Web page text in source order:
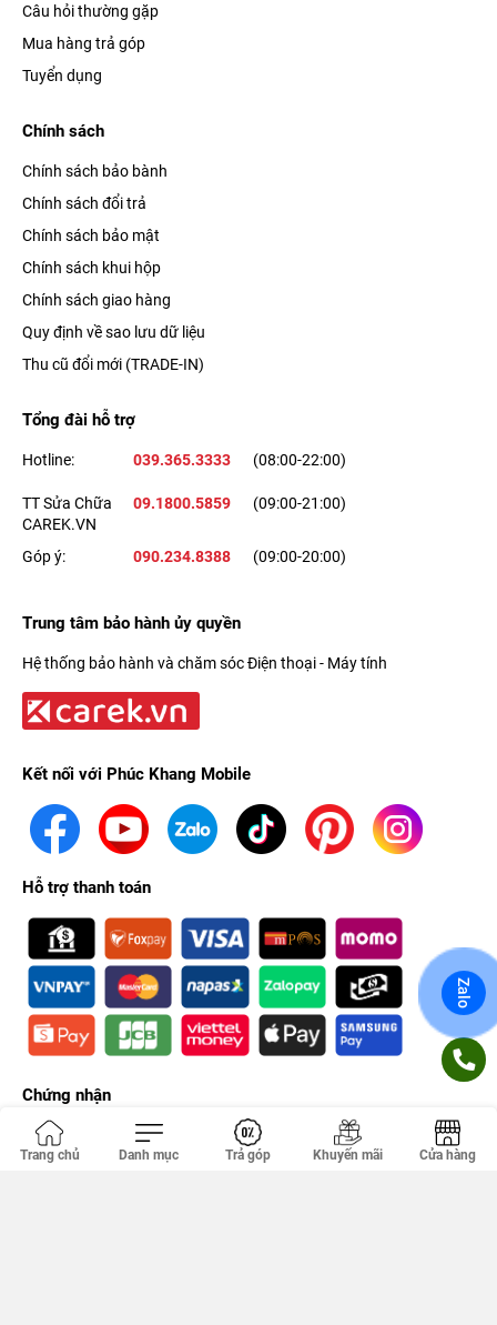
Câu hỏi thường gặp
Mua hàng trả góp
Tuyển dụng
Chính sách
Chính sách bảo bành
Chính sách đổi trả
Chính sách bảo mật
Chính sách khui hộp
Chính sách giao hàng
Quy định về sao lưu dữ liệu
Thu cũ đổi mới (TRADE-IN)
Tổng đài hỗ trợ
Hotline: 039.365.3333 (08:00-22:00)
TT Sửa Chữa
CAREK.VN
09.1800.5859 (09:00-21:00)
Góp ý: 090.234.8388 (09:00-20:00)
Trung tâm bảo hành ủy quyền
Hệ thống bảo hành và chăm sóc Điện thoại - Máy tính
Kết nối với Phúc Khang Mobile
Hỗ trợ thanh toán
Chứng nhận
Zalo
Trang chủ Danh mục Trả góp Khuyến mãi Cửa hàng